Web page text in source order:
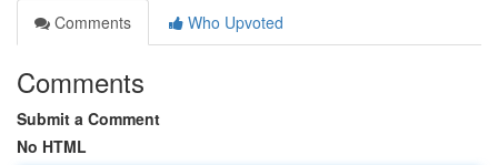
Comments
Who Upvoted
Comments
Submit a Comment
No HTML